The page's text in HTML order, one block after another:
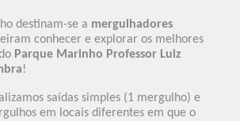
destinam-se a mergulhadores
conhecer e explorar os melhores
Parque Marinho Professor Luiz
!
saídas simples (1 mergulho) e
em locais diferentes em que o